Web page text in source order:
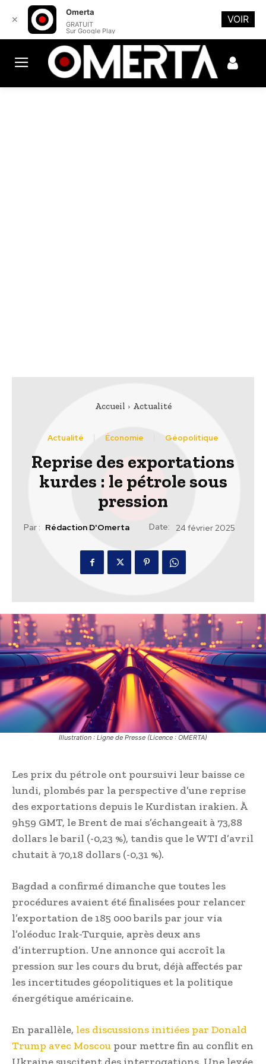
Accueil Actualité
Actualité Économie Géopolitique
Reprise des exportations
kurdes : le pétrole sous
pression
Par : Rédaction D'Omerta Date: 24 février 2025
Illustration : Ligne de Presse (Licence : OMERTA)
Les prix du pétrole ont poursuivi leur baisse ce
lundi, plombés par la perspective d’une reprise
des exportations depuis le Kurdistan irakien. À
9h59 GMT, le Brent de mai s’échangeait à 73,88
dollars le baril (-0,23 %), tandis que le WTI d’avril
chutait à 70,18 dollars (-0,31 %).
Bagdad a confirmé dimanche que toutes les
procédures avaient été finalisées pour relancer
l’exportation de 185 000 barils par jour via
l’oléoduc Irak-Turquie, après deux ans
d’interruption. Une annonce qui accroît la
pression sur les cours du brut, déjà affectés par
les incertitudes géopolitiques et la politique
énergétique américaine.
En parallèle, les discussions initiées par Donald
Trump avec Moscou pour mettre fin au conflit en
✕
Omerta
GRATUIT
Sur Google Play
VOIR